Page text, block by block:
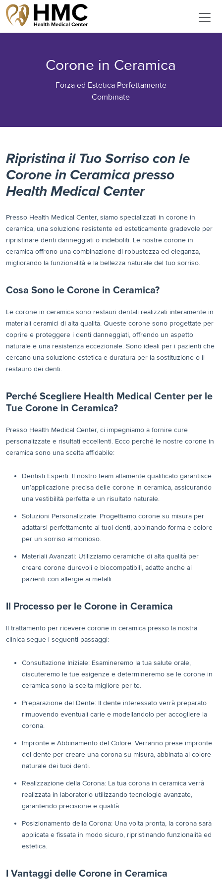
Corone in Ceramica
Forza ed Estetica Perfettamente
Combinate
Ripristina il Tuo Sorriso con le
Corone in Ceramica presso
Health Medical Center
Presso Health Medical Center, siamo specializzati in corone in
ceramica, una soluzione resistente ed esteticamente gradevole per
ripristinare denti danneggiati o indeboliti. Le nostre corone in
ceramica offrono una combinazione di robustezza ed eleganza,
migliorando la funzionalità e la bellezza naturale del tuo sorriso.
Cosa Sono le Corone in Ceramica?
Le corone in ceramica sono restauri dentali realizzati interamente in
materiali ceramici di alta qualità. Queste corone sono progettate per
coprire e proteggere i denti danneggiati, offrendo un aspetto
naturale e una resistenza eccezionale. Sono ideali per i pazienti che
cercano una soluzione estetica e duratura per la sostituzione o il
restauro dei denti.
Perché Scegliere Health Medical Center per le
Tue Corone in Ceramica?
Presso Health Medical Center, ci impegniamo a fornire cure
personalizzate e risultati eccellenti. Ecco perché le nostre corone in
ceramica sono una scelta affidabile:
Dentisti Esperti: Il nostro team altamente qualificato garantisce
un’applicazione precisa delle corone in ceramica, assicurando
una vestibilità perfetta e un risultato naturale.
Soluzioni Personalizzate: Progettiamo corone su misura per
adattarsi perfettamente ai tuoi denti, abbinando forma e colore
per un sorriso armonioso.
Materiali Avanzati: Utilizziamo ceramiche di alta qualità per
creare corone durevoli e biocompatibili, adatte anche ai
pazienti con allergie ai metalli.
Il Processo per le Corone in Ceramica
Il trattamento per ricevere corone in ceramica presso la nostra
clinica segue i seguenti passaggi:
Consultazione Iniziale: Esamineremo la tua salute orale,
discuteremo le tue esigenze e determineremo se le corone in
ceramica sono la scelta migliore per te.
Preparazione del Dente: Il dente interessato verrà preparato
rimuovendo eventuali carie e modellandolo per accogliere la
corona.
Impronte e Abbinamento del Colore: Verranno prese impronte
del dente per creare una corona su misura, abbinata al colore
naturale dei tuoi denti.
Realizzazione della Corona: La tua corona in ceramica verrà
realizzata in laboratorio utilizzando tecnologie avanzate,
garantendo precisione e qualità.
Posizionamento della Corona: Una volta pronta, la corona sarà
applicata e fissata in modo sicuro, ripristinando funzionalità ed
estetica.
I Vantaggi delle Corone in Ceramica